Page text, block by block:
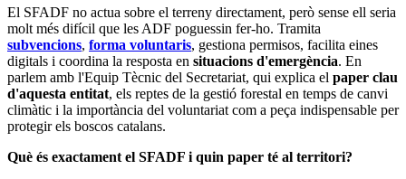
El SFADF no actua sobre el terreny directament, però sense ell seria
molt més difícil que les ADF poguessin fer-ho. Tramita
subvencions, forma voluntaris, gestiona permisos, facilita eines
digitals i coordina la resposta en situacions d'emergència. En
parlem amb l'Equip Tècnic del Secretariat, qui explica el paper clau
d'aquesta entitat, els reptes de la gestió forestal en temps de canvi
climàtic i la importància del voluntariat com a peça indispensable per
protegir els boscos catalans.
Què és exactament el SFADF i quin paper té al territori?